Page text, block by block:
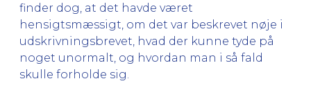
finder dog, at det havde været
hensigtsmæssigt, om det var beskrevet nøje i
udskrivningsbrevet, hvad der kunne tyde på
noget unormalt, og hvordan man i så fald
skulle forholde sig.